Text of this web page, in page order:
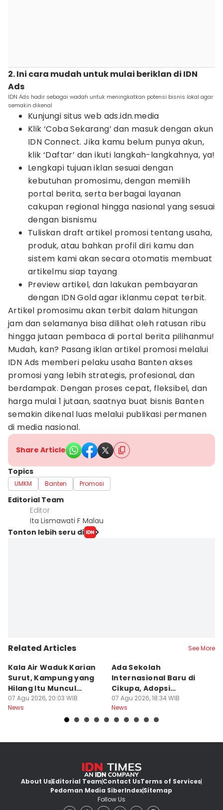
2. Ini cara mudah untuk mulai beriklan di IDN
Ads
IDN Ads hadir sebagai wadah untuk meningkatkan potensi bisnis lokal agar
semakin dikenal
Kunjungi situs web ads.idn.media
Klik ‘Coba Sekarang’ dan masuk dengan akun
IDN Connect. Jika kamu belum punya akun,
klik ‘Daftar’ dan ikuti langkah-langkahnya, ya!
Lengkapi tujuan iklan sesuai dengan
kebutuhan promosimu, dengan memilih
portal berita, serta berbagai layanan
cakupan regional hingga nasional yang sesuai
dengan bisnismu
Tuliskan draft artikel promosi tentang usaha,
produk, atau bahkan profil diri kamu dan
sistem kami akan secara otomatis membuat
artikelmu siap tayang
Preview artikel, dan lakukan pembayaran
dengan IDN Gold agar iklanmu cepat terbit.
Artikel promosimu akan terbit dalam hitungan
jam dan selamanya bisa dilihat oleh ratusan ribu
hingga jutaan pembaca di portal berita pilihanmu!
Mudah, kan? Pasang iklan artikel promosi melalui
IDN Ads memberi pelaku usaha Banten akses
promosi yang lebih strategis, profesional, dan
berdampak. Dengan proses cepat, fleksibel, dan
harga mulai 1 jutaan, saatnya buat bisnis Banten
semakin dikenal luas melalui publikasi permanen
di media nasional.
Share Article
Topics
UMKM Banten Promosi
Editorial Team
Editor
Ita Lismawati F Malau
Tonton lebih seru di
Related Articles See More
Kala Air Waduk Karian
Surut, Kampung yang
Hilang Itu Muncul
Kembali
07 Agu 2026, 20:03 WIB
News
Ada Sekolah
Internasional Baru di
Cikupa, Adopsi
Kurikulum Singapura
07 Agu 2026, 18:34 WIB
News
About UsEditorial TeamContact UsTerms of Services
Pedoman Media SiberIndexSitemap
Follow Us